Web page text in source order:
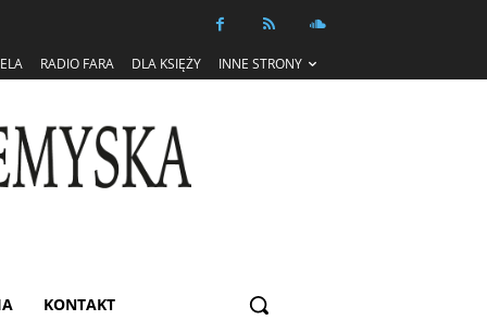
RADIO FARA DLA KSIĘŻY INNE STRONY
KONTAKT